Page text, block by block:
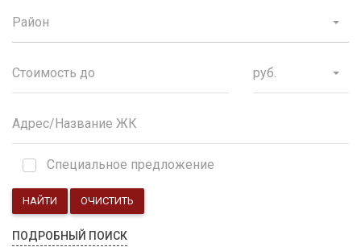
Район
руб.
Специальное предложение
НАЙТИ ОЧИСТИТЬ
ПОДРОБНЫЙ ПОИСК